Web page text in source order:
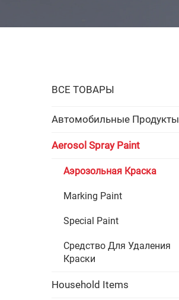
ВСЕ ТОВАРЫ
Автомобильные Продукты
Aerosol Spray Paint
Аэрозольная Краска
Marking Paint
Special Paint
Средство Для Удаления
Краски
Household Items